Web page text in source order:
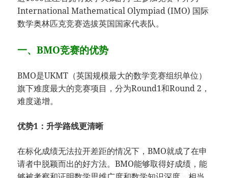
International Mathematical Olympiad (IMO) 国际
数学奥林匹克竞赛选拔英国国家代表队。
一、BMO竞赛的优势
BMO是UKMT（英国规模最大的数学竞赛组织单位）
旗下难度最大的竞赛项目，分为Round1和Round 2，
难度递增。
优势1：升学路线更清晰
在标化成绩无法拉开差距的情况下，BMO就成了在申
请者中脱颖而出的好方法。BMO能够取得好成绩，能